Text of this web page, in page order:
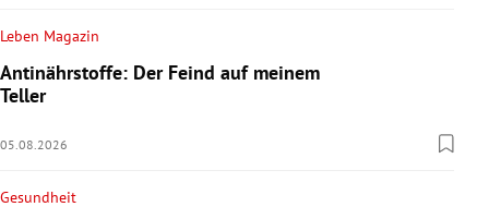
Leben Magazin
Antinährstoffe: Der Feind auf meinem
Teller
05.08.2026
Gesundheit